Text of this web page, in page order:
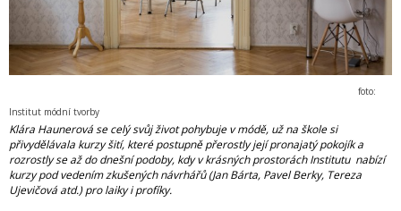
foto:
Institut módní tvorby
Klára Haunerová se celý svůj život pohybuje v módě, už na škole si
přivydělávala kurzy šití, které postupně přerostly její pronajatý pokojík a
rozrostly se až do dnešní podoby, kdy v krásných prostorách Institutu nabízí
kurzy pod vedením zkušených návrhářů (Jan Bárta, Pavel Berky, Tereza
Ujevičová atd.) pro laiky i profíky.